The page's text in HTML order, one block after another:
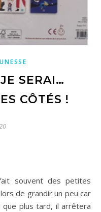
SERAI…
CÔTÉS !
souvent des petites
de grandir un peu car
que plus tard, il arrêtera